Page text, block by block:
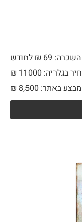
השכרה: 69 ₪ לחודש
בגלריה: 11000 ₪
מבצע באתר:
₪ 8,500